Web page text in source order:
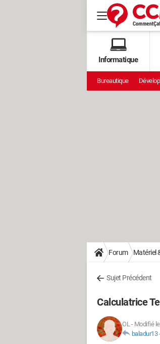
Informatique
Bureautique
Forum Matériel
Sujet Précédent
Calculatrice
OL- Modifié
baladur13